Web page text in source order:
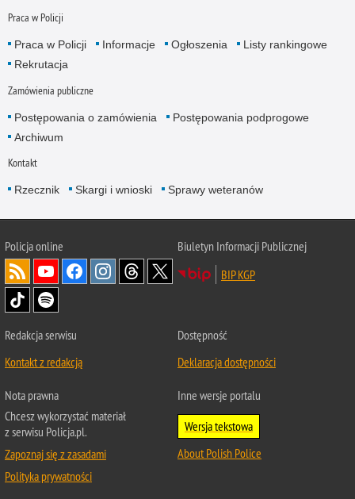
Praca w Policji
Praca w Policji Informacje Ogłoszenia
Listy rankingowe
Rekrutacja
Zamówienia publiczne
Postępowania o zamówienia
Postępowania podprogowe
Archiwum
Kontakt
Rzecznik Skargi i wnioski Sprawy weteranów
Policjaonline
Biuletyn Informacji Publicznej
BIP KGP
Redakcja serwisu
Kontakt z redakcją
Dostępność
Deklaracja dostępności
Nota prawna
Chcesz wykorzystać materiał
z serwisu Policja.pl.
Zapoznaj się z zasadami
Polityka prywatności
Inne wersje portalu
Wersja tekstowa
About Polish Police